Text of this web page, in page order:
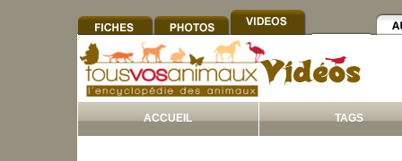
ACCUEIL TAGS